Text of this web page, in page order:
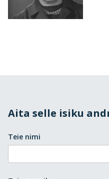
Aita selle isiku
Teie nimi